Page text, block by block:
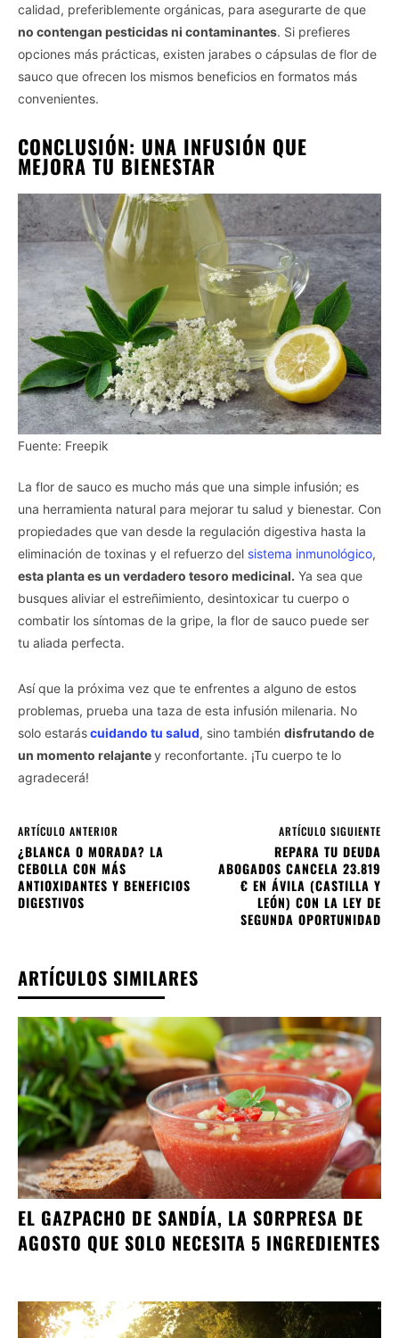
calidad, preferiblemente orgánicas, para asegurarte de que
no contengan pesticidas ni contaminantes. Si prefieres
opciones más prácticas, existen jarabes o cápsulas de flor de
sauco que ofrecen los mismos beneficios en formatos más
convenientes.
CONCLUSIÓN: UNA INFUSIÓN QUE
MEJORA TU BIENESTAR
Fuente: Freepik
La flor de sauco es mucho más que una simple infusión; es
una herramienta natural para mejorar tu salud y bienestar. Con
propiedades que van desde la regulación digestiva hasta la
eliminación de toxinas y el refuerzo del sistema inmunológico,
esta planta es un verdadero tesoro medicinal. Ya sea que
busques aliviar el estreñimiento, desintoxicar tu cuerpo o
combatir los síntomas de la gripe, la flor de sauco puede ser
tu aliada perfecta.
Así que la próxima vez que te enfrentes a alguno de estos
problemas, prueba una taza de esta infusión milenaria. No
solo estaráscuidando tu salud, sino también disfrutando de
un momento relajantey reconfortante. ¡Tu cuerpo te lo
agradecerá!
ARTÍCULO ANTERIOR
¿BLANCA O MORADA? LA
CEBOLLA CON MÁS
ANTIOXIDANTES Y BENEFICIOS
DIGESTIVOS
ARTÍCULO SIGUIENTE
REPARA TU DEUDA
ABOGADOS CANCELA 23.819
€ EN ÁVILA (CASTILLA Y
LEÓN) CON LA LEY DE
SEGUNDA OPORTUNIDAD
ARTÍCULOS SIMILARES
EL GAZPACHO DE SANDÍA, LA SORPRESA DE
AGOSTO QUE SOLO NECESITA 5 INGREDIENTES